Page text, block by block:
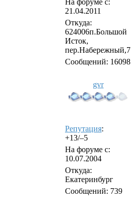
На форуме с:
21.04.2011
Откуда:
624006п.Большой
Исток,
пер.Набережный,7
Сообщений: 16098
gvr
Репутация:
+13/–5
На форуме с:
10.07.2004
Откуда:
Екатеринбург
Сообщений: 739